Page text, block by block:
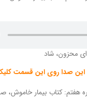
محزون، شاد
این صدا روی این قسمت